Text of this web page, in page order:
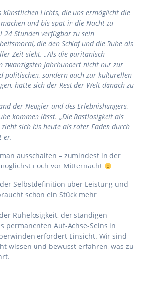
künstlichen Lichts, die uns ermöglicht die
und bis spät in die Nacht zu
Stunden verfügbar zu sein
die den Schlaf und die Ruhe als
Zeit sieht. „Als die puritanisch
zwanzigsten Jahrhundert nicht nur zur
politischen, sondern auch zur kulturellen
hatte sich der Rest der Welt danach zu
der Neugier und des Erlebnishungers,
kommen lässt. „Die Rastlosigkeit als
zieht sich bis heute als roter Faden durch
er.
ausschalten – zumindest in der
noch vor Mitternacht
Selbstdefinition über Leistung und
schon ein Stück mehr
Ruhelosigkeit, der ständigen
permanenten Auf-Achse-Seins in
erfordert Einsicht. Wir sind
wissen und bewusst erfahren, was zu